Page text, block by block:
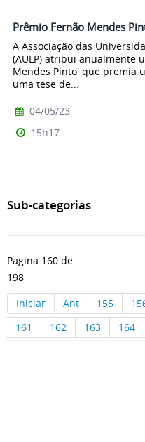
Prêmio Fernão Mendes
A Associação das
(AULP) atribui anualmente
Mendes Pinto' que premia
uma tese de...
04/05/23
15h17
Sub-categorias
Pagina 160 de
198
Iniciar
Ant 155
161
162 163 164